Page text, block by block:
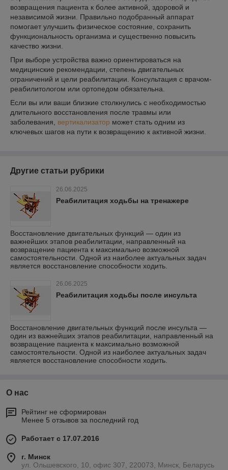
возвращения пациента к более активной, здоровой и
независимой жизни. Правильно подобранный аппарат
помогает улучшить физическое состояние, сохранить
функциональность организма и существенно повысить
качество жизни.
При выборе устройства важно ориентироваться на
медицинские рекомендации, степень двигательных
ограничений и цели реабилитации. Консультация с врачом-
реабилитологом или ортопедом обязательна.
Если вы или ваши близкие столкнулись с необходимостью
длительного восстановления после травмы или
заболевания, вертикализатор может стать одним из
ключевых шагов на пути к возвращению к активной жизни.
Другие статьи рубрики
26.06.2025
Реабилитация ходьбы на тренажере
Восстановление двигательных функций — один из
важнейших этапов реабилитации, направленный на
возвращение пациента к максимально возможной
самостоятельности. Одной из наиболее актуальных задач
является восстановление способности ходить.
26.06.2025
Реабилитация ходьбы после инсульта
Восстановление двигательных функций после инсульта —
один из важнейших этапов реабилитации, направленный на
возвращение пациента к максимально возможной
самостоятельности. Одной из наиболее актуальных задач
является восстановление способности ходить.
О нас
Рейтинг не сформирован
Менее 5 отзывов за последний год
Работает с 17.07.2016
г. Минск
ул. Ольшевского, 10, офис 307, 220073, Минск, Беларусь